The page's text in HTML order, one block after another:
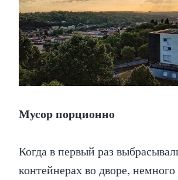
Мусор порционно
Когда в первый раз
контейнерах во дворе, немного